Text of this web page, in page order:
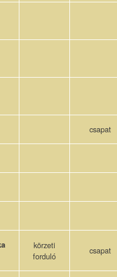
csapat
körzeti
forduló
csapat